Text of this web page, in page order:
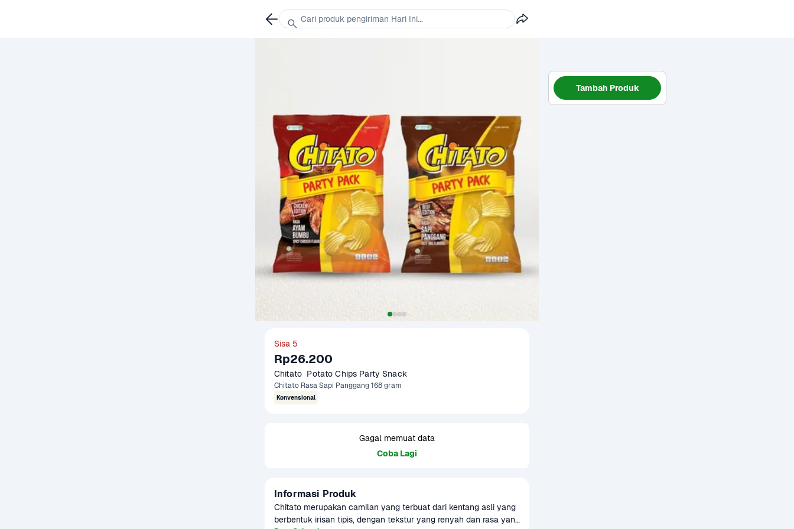
Sisa 5
Rp26.200
Chitato  Potato Chips Party Snack
Chitato Rasa Sapi Panggang 168 gram
Konvensional
Gagal memuat data
Coba Lagi
Informasi Produk
Chitato merupakan camilan yang terbuat dari kentang asli yang
berbentuk irisan tipis, dengan tekstur yang renyah dan rasa yang
Tambah Produk
Cari produk pengiriman Hari Ini...